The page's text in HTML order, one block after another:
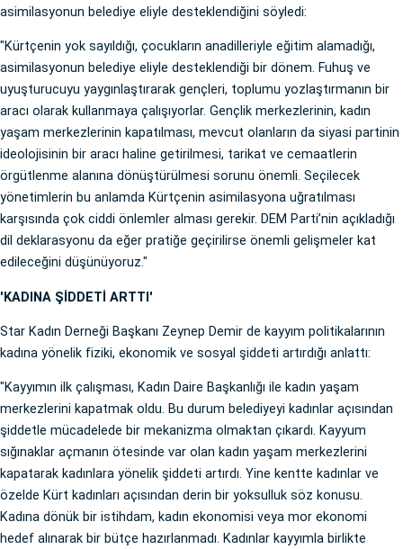
asimilasyonun belediye eliyle desteklendiğini söyledi:
"Kürtçenin yok sayıldığı, çocukların anadilleriyle eğitim alamadığı,
asimilasyonun belediye eliyle desteklendiği bir dönem. Fuhuş ve
uyuşturucuyu yaygınlaştırarak gençleri, toplumu yozlaştırmanın bir
aracı olarak kullanmaya çalışıyorlar. Gençlik merkezlerinin, kadın
yaşam merkezlerinin kapatılması, mevcut olanların da siyasi partinin
ideolojisinin bir aracı haline getirilmesi, tarikat ve cemaatlerin
örgütlenme alanına dönüştürülmesi sorunu önemli. Seçilecek
yönetimlerin bu anlamda Kürtçenin asimilasyona uğratılması
karşısında çok ciddi önlemler alması gerekir. DEM Parti’nin açıkladığı
dil deklarasyonu da eğer pratiğe geçirilirse önemli gelişmeler kat
edileceğini düşünüyoruz."
'KADINA ŞİDDETİ ARTTI'
Star Kadın Derneği Başkanı Zeynep Demir de kayyım politikalarının
kadına yönelik fiziki, ekonomik ve sosyal şiddeti artırdığı anlattı:
"Kayyımın ilk çalışması, Kadın Daire Başkanlığı ile kadın yaşam
merkezlerini kapatmak oldu. Bu durum belediyeyi kadınlar açısından
şiddetle mücadelede bir mekanizma olmaktan çıkardı. Kayyum
sığınaklar açmanın ötesinde var olan kadın yaşam merkezlerini
kapatarak kadınlara yönelik şiddeti artırdı. Yine kentte kadınlar ve
özelde Kürt kadınları açısından derin bir yoksulluk söz konusu.
Kadına dönük bir istihdam, kadın ekonomisi veya mor ekonomi
hedef alınarak bir bütçe hazırlanmadı. Kadınlar kayyımla birlikte